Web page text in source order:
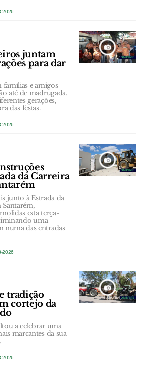
2026
juntam
para dar
famílias e amigos
até de madrugada.
gerações,
das festas.
2026
da Carreira
junto à Estrada da
Santarém,
esta terça-
uma
numa das entradas
2026
tradição
cortejo da
a celebrar uma
marcantes da sua
2026